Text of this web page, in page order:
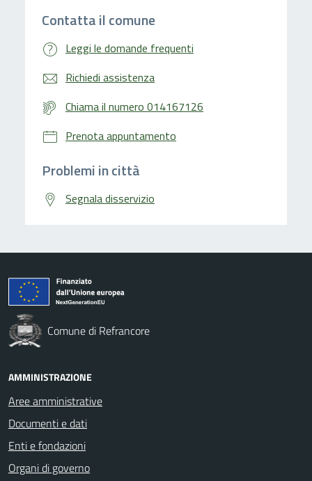
Contatta il comune
Leggi le domande frequenti
Richiedi assistenza
Chiama il numero 014167126
Prenota appuntamento
Problemi in città
Segnala disservizio
Comune di Refrancore
AMMINISTRAZIONE
Aree amministrative
Documenti e dati
Enti e fondazioni
Organi di governo